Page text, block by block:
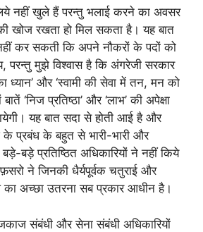
नहीं खुले हैं परन्तु भलाई करने का अवसर
खोज रखता हो मिल सकता है। यह बात
नहीं कर सकती कि अपने नौकरों के पदों को
परन्तु मुझे विश्वास है कि अंगरेजी सरकार
ध्यान’ और ‘स्वामी की सेवा में तन, मन को
‘निज प्रतिष्ठा’ और ‘लाभ’ की अपेक्षा
यह बात सदा से होती आई है और
के प्रबंध के बहुत से भारी-भारी और
बड़े प्रतिष्ठित अधिकारियों ने नहीं किये
ने जिनकी धैर्यपूर्वक चतुराई और
का अच्छा उतरना सब प्रकार आधीन है।
संबंधी और सेना संबंधी अधिकारियों